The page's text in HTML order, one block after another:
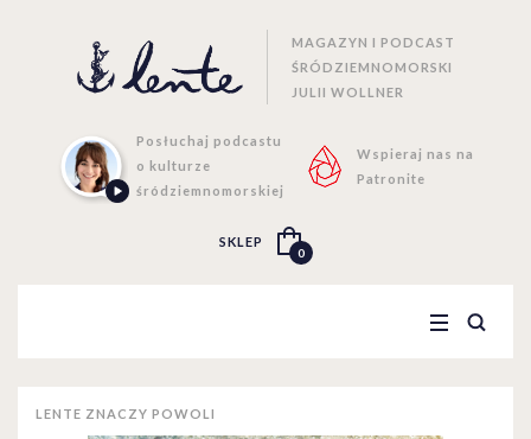
MAGAZYN I PODCAST
ŚRÓDZIEMNOMORSKI
JULII WOLLNER
Posłuchaj podcastu
o kulturze
śródziemnomorskiej
Wspieraj nas na
Patronite
SKLEP
0
LENTE ZNACZY POWOLI